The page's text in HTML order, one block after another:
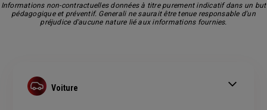
Informations non-contractuelles données à titre purement indicatif dans un but
pédagogique et préventif. Generali ne saurait être tenue responsable d'un
préjudice d'aucune nature lié aux informations fournies.
Voiture